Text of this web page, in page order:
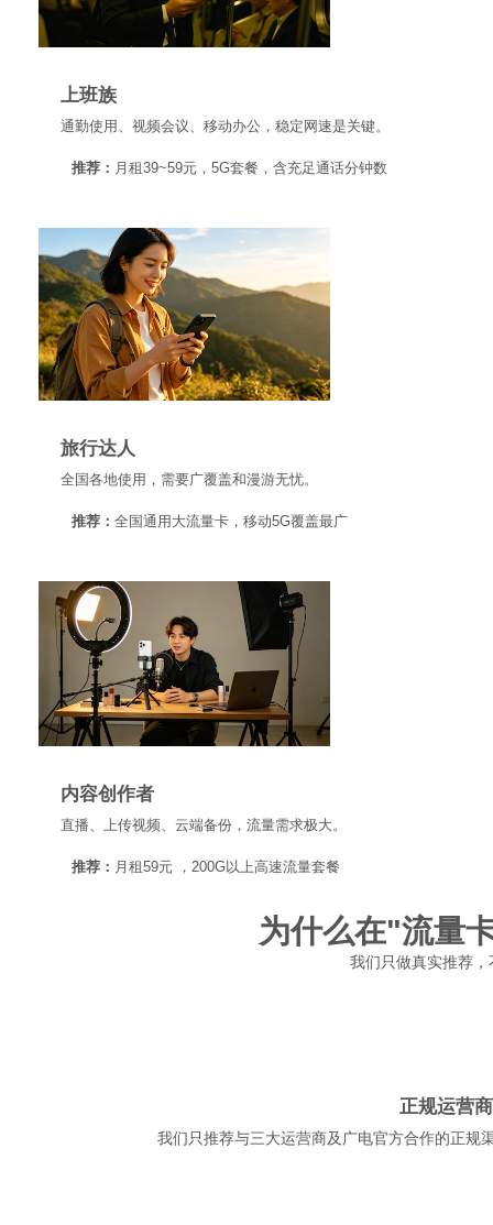
上班族
通勤使用、视频会议、移动办公，稳定网速是关键。
推荐： 月租39~59元，5G套餐，含充足通话分钟数
旅行达人
全国各地使用，需要广覆盖和漫游无忧。
推荐： 全国通用大流量卡，移动5G覆盖最广
内容创作者
直播、上传视频、云端备份，流量需求极大。
推荐： 月租59元 ，200G以上高速流量套餐
为什么在"流量
我们只做真实推荐，
正规运营
我们只推荐与三大运营商及广电官方合作的正规